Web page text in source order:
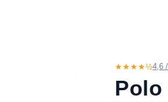
★★★★½4,6
Polo